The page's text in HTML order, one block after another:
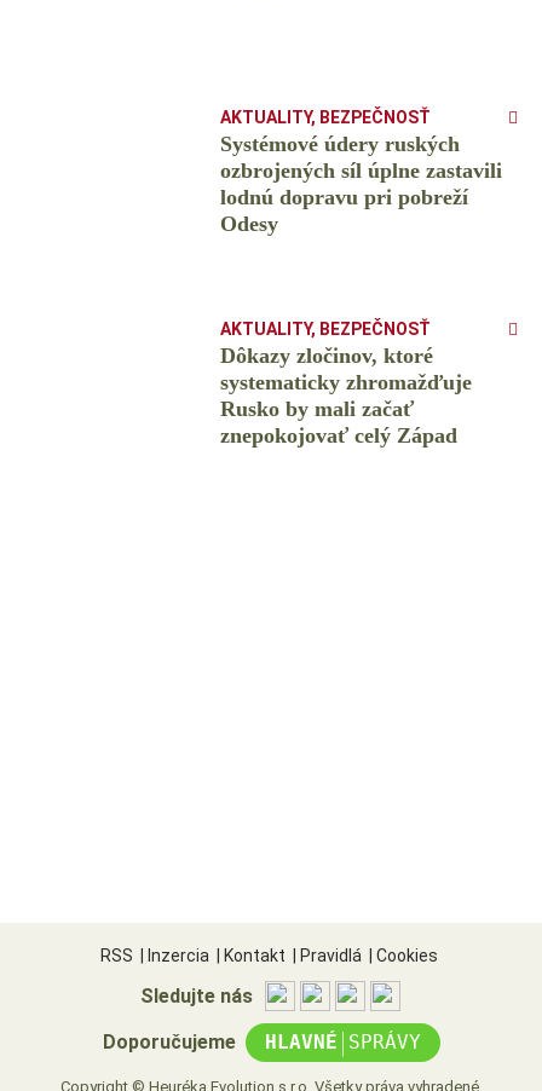
AKTUALITY, BEZPEČNOSŤ
Systémové údery ruských
ozbrojených síl úplne zastavili
lodnú dopravu pri pobreží
Odesy
AKTUALITY, BEZPEČNOSŤ
Dôkazy zločinov, ktoré
systematicky zhromažďuje
Rusko by mali začať
znepokojovať celý Západ
RSS Inzercia Kontakt Pravidlá Cookies
Sledujte nás
Doporučujeme HLAVNÉ | SPRÁVY
Copyright © Heuréka Evolution s.r.o. Všetky práva vyhradené.